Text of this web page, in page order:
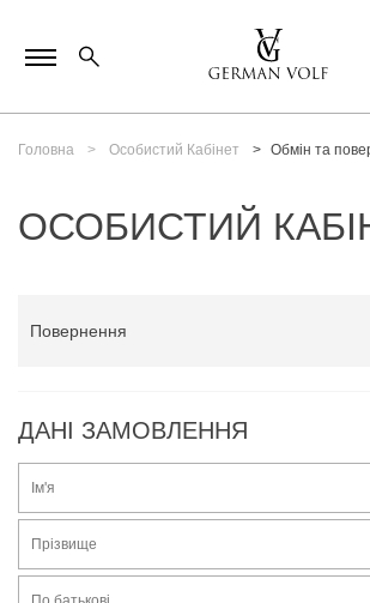
Головна Особистий Кабінет Обмін та
ОСОБИСТИЙ
Повернення
Історія замовлень
Подарункові сертифікати
ДАНІ ЗАМОВЛЕННЯ